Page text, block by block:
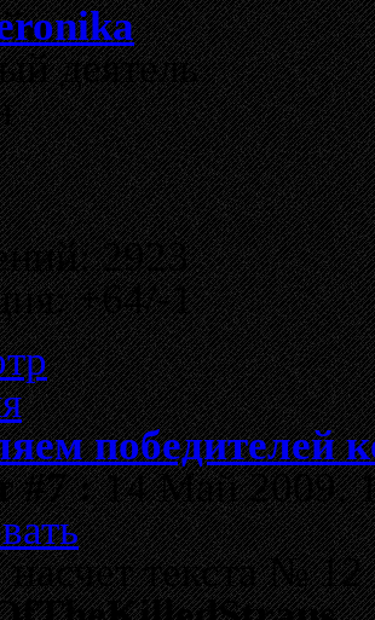
деятель
2923
+64/-1
победителей
#7 :14 Май 2009,
текста № 12